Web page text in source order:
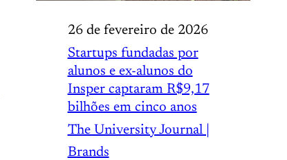
26 de fevereiro de 2026
Startups fundadas por
alunos e ex-alunos do
Insper captaram R$9,17
bilhões em cinco anos
The University Journal |
Brands